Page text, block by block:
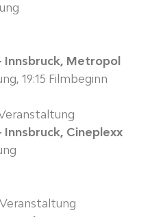
Innsbruck, Metropol
19:15 Filmbeginn
Innsbruck, Cineplexx
Veranstaltung